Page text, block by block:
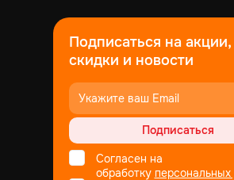
Подписаться на акции,
скидки и новости
Подписаться
Согласен на
обработку